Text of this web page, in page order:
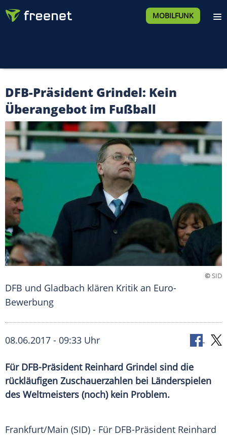
MOBILFUNK
DFB-Präsident Grindel: Kein
Überangebot im Fußball
©SID
DFB und Gladbach klären Kritik an Euro-
Bewerbung
08.06.2017 - 09:33 Uhr
Für DFB-Präsident Reinhard Grindel sind die
rückläufigen Zuschauerzahlen bei Länderspielen
des Weltmeisters (noch) kein Problem.
Frankfurt/Main (SID) - Für DFB-Präsident Reinhard